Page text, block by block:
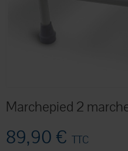
Marchepied 2
89,90 € TTC